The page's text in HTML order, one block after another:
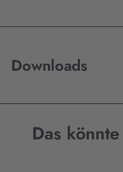
Downloads
Das